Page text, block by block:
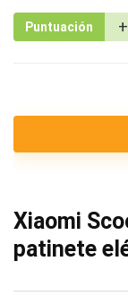
Puntuación
Xiaomi
patinete